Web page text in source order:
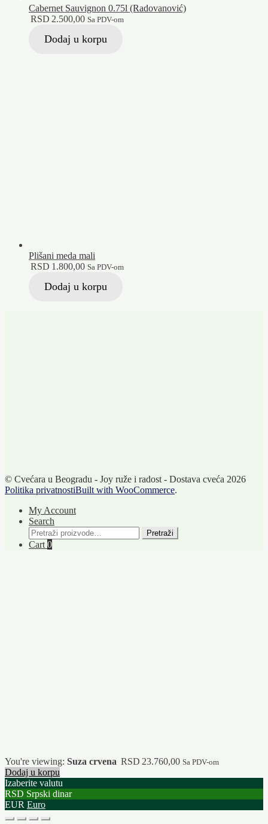
Cabernet Sauvignon 0.75l (Radovanović)
RSD 2.500,00 Sa PDV-om
Dodaj u korpu
Plišani meda mali
RSD 1.800,00 Sa PDV-om
Dodaj u korpu
© Cvećara u Beogradu - Joy ruže i radost - Dostava cveća 2026
Politika privatnostiBuilt with WooCommerce.
My Account
Search
Pretraži:
Pretraži
Cart 0
You're viewing: Suza crvena RSD 23.760,00 Sa PDV-om
Dodaj u korpu
Izaberite valutu
RSD Srpski dinar
EUR Euro